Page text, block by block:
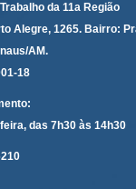
Moral ou Sexual
Eleitoral
Anônima
da 11a Região
Alegre, 1265. Bairro:
AM.
18
das 7h30 às 14h30